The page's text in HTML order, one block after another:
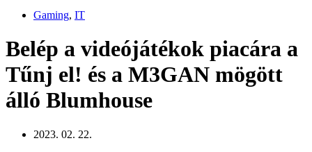
Gaming, IT
Belép a videójátékok piacára a
Tűnj el! és a M3GAN mögött
álló Blumhouse
2023. 02. 22.